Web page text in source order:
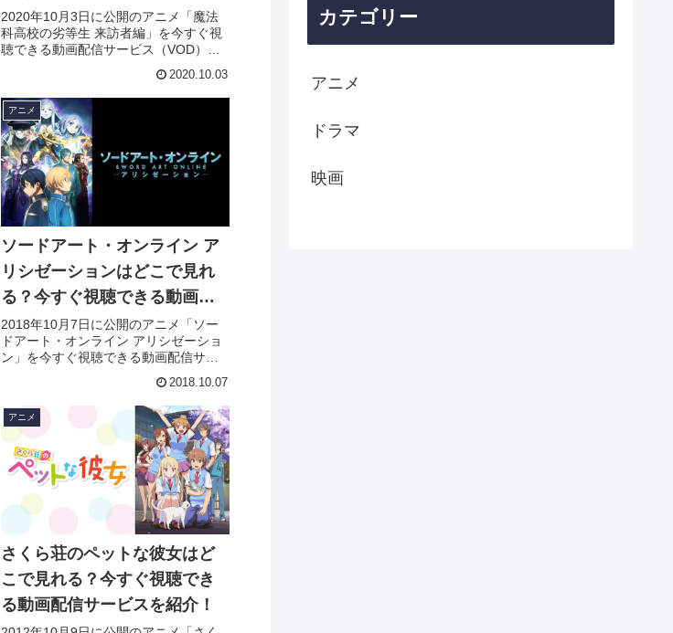
介！
2020年10月3日に公開のアニメ「魔法
科高校の劣等生 来訪者編」を今すぐ視
聴できる動画配信サービス（VOD）を
徹底紹介。あらすじやキャスト・声
優、スタッフ、主題歌の情報はもちろ
ん、実際に見た人の感想やレビューも
まとめています。
2020.10.03
アニメ
ソードアート・オンライン ア
リシゼーションはどこで見れ
る？今すぐ視聴できる動画配
信サービスを紹介！
2018年10月7日に公開のアニメ「ソー
ドアート・オンライン アリシゼーショ
ン」を今すぐ視聴できる動画配信サー
キャスト・声優、スタッフ、主題歌の
情報はもちろん、実際に見た人の感想
やレビューもまとめています。
2018.10.07
アニメ
さくら荘のペットな彼女はど
こで見れる？今すぐ視聴でき
る動画配信サービスを紹介！
カテゴリー
アニメ
ドラマ
映画